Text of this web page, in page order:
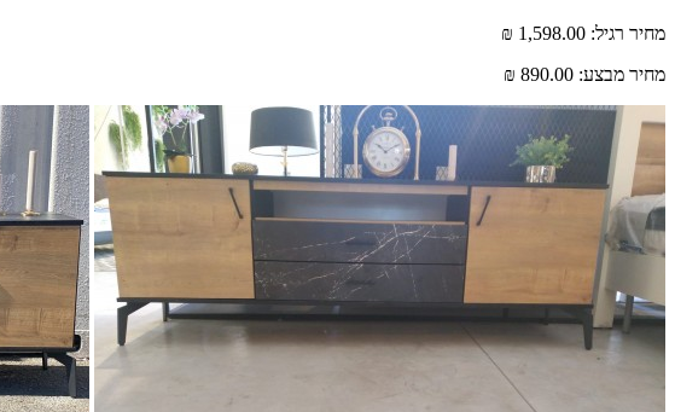
מחיר רגיל: 1,598.00 ₪
מחיר מבצע: 890.00 ₪